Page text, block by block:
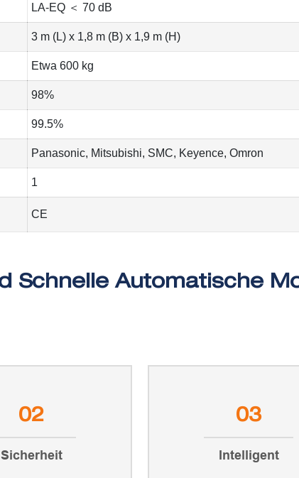
LA-EQ ＜ 70 dB
3 m (L) x 1,8 m (B) x 1,9 m (H)
Etwa 600 kg
98%
99.5%
Panasonic, Mitsubishi, SMC, Keyence, Omron
1
CE
02
Sicherheit
03
Intelligent